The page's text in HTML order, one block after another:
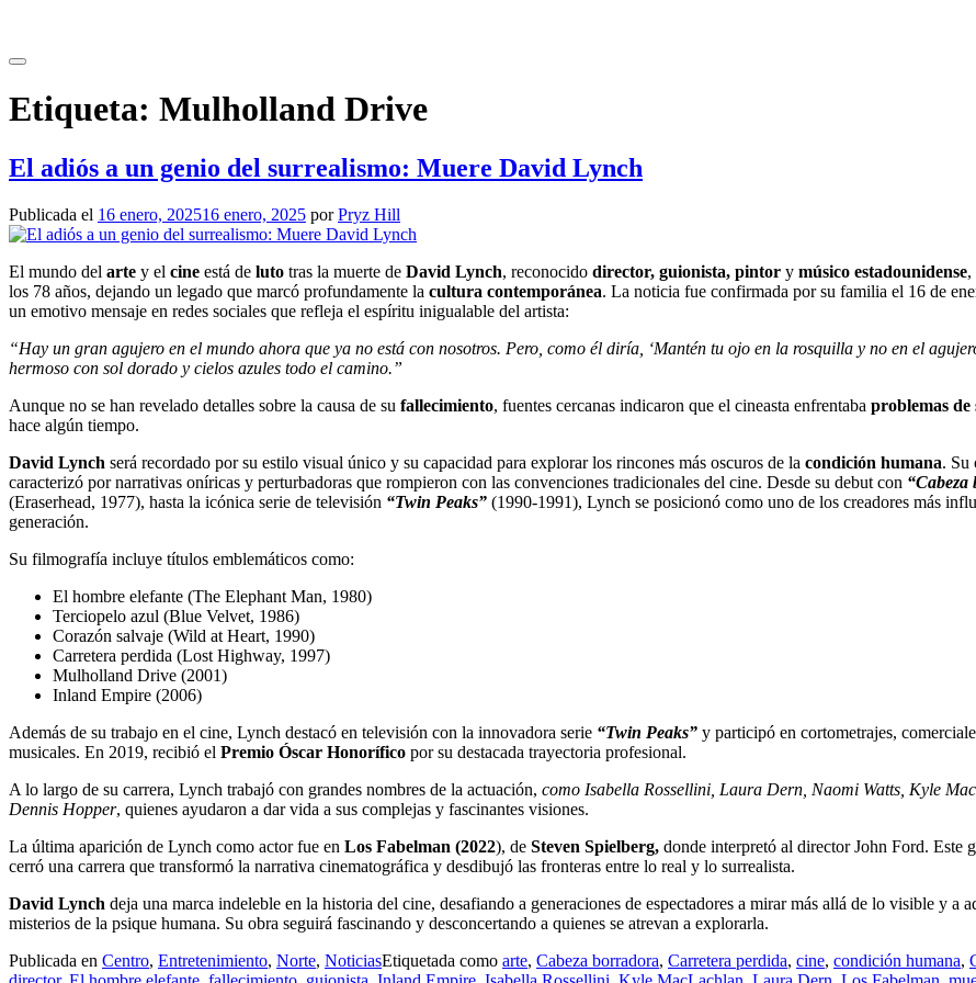
contenido
Etiqueta: Mulholland Drive
El adiós a un genio del surrealismo: Muere David Lynch
Publicada el 16 enero, 202516 enero, 2025 porPryz Hill
El mundo del arte y el cine está de luto tras la muerte de David Lynch, reconocido director, guionista, pintor y músico estadounidense,
los 78 años, dejando un legado que marcó profundamente la cultura contemporánea. La noticia fue confirmada por su familia el 16 de
un emotivo mensaje en redes sociales que refleja el espíritu inigualable del artista:
“Hay un gran agujero en el mundo ahora que ya no está con nosotros. Pero, como él diría, ‘Mantén tu ojo en la rosquilla y no en el
hermoso con sol dorado y cielos azules todo el camino.”
Aunque no se han revelado detalles sobre la causa de su fallecimiento, fuentes cercanas indicaron que el cineasta enfrentaba problemas de
hace algún tiempo.
David Lynch será recordado por su estilo visual único y su capacidad para explorar los rincones más oscuros de la condición humana. Su
caracterizó por narrativas oníricas y perturbadoras que rompieron con las convenciones tradicionales del cine. Desde su debut con “Cabeza
(Eraserhead, 1977), hasta la icónica serie de televisión “Twin Peaks” (1990-1991), Lynch se posicionó como uno de los creadores más
generación.
Su filmografía incluye títulos emblemáticos como:
El hombre elefante (The Elephant Man, 1980)
Terciopelo azul (Blue Velvet, 1986)
Corazón salvaje (Wild at Heart, 1990)
Carretera perdida (Lost Highway, 1997)
Mulholland Drive (2001)
Inland Empire (2006)
Además de su trabajo en el cine, Lynch destacó en televisión con la innovadora serie “Twin Peaks” y participó en cortometrajes,
musicales. En 2019, recibió el Premio Óscar Honorífico por su destacada trayectoria profesional.
A lo largo de su carrera, Lynch trabajó con grandes nombres de la actuación, como Isabella Rossellini, Laura Dern, Naomi Watts, Kyle
Dennis Hopper, quienes ayudaron a dar vida a sus complejas y fascinantes visiones.
La última aparición de Lynch como actor fue en Los Fabelman (2022), de Steven Spielberg, donde interpretó al director John Ford. Este
cerró una carrera que transformó la narrativa cinematográfica y desdibujó las fronteras entre lo real y lo surrealista.
David Lynch deja una marca indeleble en la historia del cine, desafiando a generaciones de espectadores a mirar más allá de lo visible y a
misterios de la psique humana. Su obra seguirá fascinando y desconcertando a quienes se atrevan a explorarla.
Publicada en Centro, Entretenimiento, Norte, NoticiasEtiquetada como arte, Cabeza borradora, Carretera perdida, cine, condición humana,